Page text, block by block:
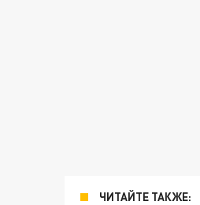
ЧИТАЙТЕ ТАКЖЕ: